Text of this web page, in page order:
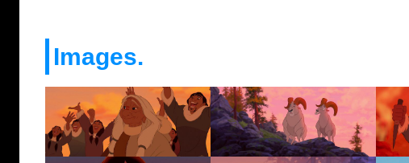
Images.